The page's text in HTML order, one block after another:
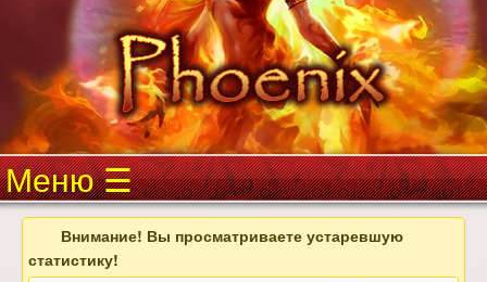
Меню
Внимание! Вы просматриваете устаревшую
статистику!